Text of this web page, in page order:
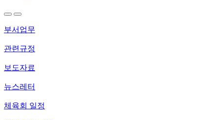
부서업무
관련규정
보도자료
뉴스레터
체육회 일정